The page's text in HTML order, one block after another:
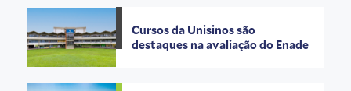
Cursos da Unisinos são
destaques na avaliação do Enade